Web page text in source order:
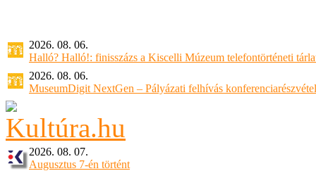
2026. 08. 06.
Halló? Halló!: finisszázs a Kiscelli Múzeum telefontörténeti
2026. 08. 06.
MuseumDigit NextGen – Pályázati felhívás
2026. 08. 07.
Augusztus 7-én történt